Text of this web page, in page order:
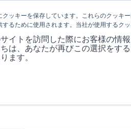
ッキーを保存しています。これらのクッ
るために使用されます。当社が使用するク
イトを訪問した際にお客様の情
は、あなたが再びこの選択をす
ます。
会社概要 製品